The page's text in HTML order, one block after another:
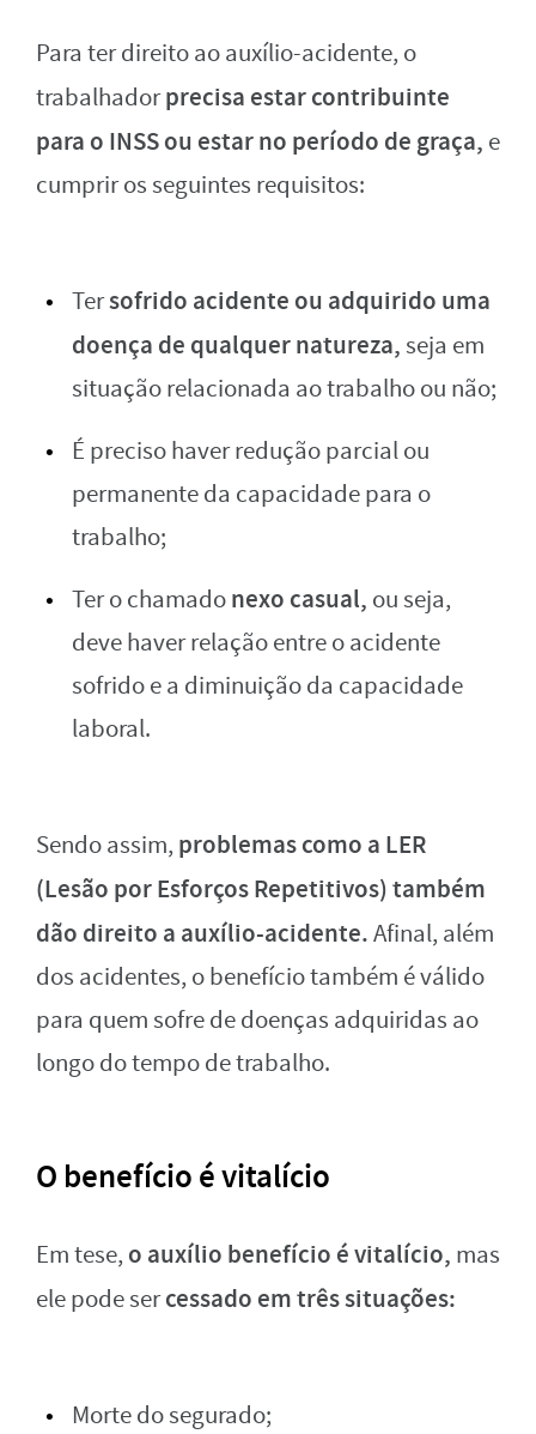
Para ter direito ao auxílio-acidente, o
trabalhadorprecisa estar contribuinte
para o INSS ou estar no período de graça, e
cumprir os seguintes requisitos:
Tersofrido acidente ou adquirido uma
doença de qualquer natureza,seja em
situação relacionada ao trabalho ou não;
É preciso haver redução parcial ou
permanente da capacidade para o
trabalho;
Ter o chamadonexo casual, ou seja,
deve haver relação entre o acidente
sofrido e a diminuição da capacidade
laboral.
Sendo assim, problemas como a LER
(Lesão por Esforços Repetitivos) também
dão direito a auxílio-acidente.Afinal, além
dos acidentes, o benefício também é válido
para quem sofre de doenças adquiridas ao
longo do tempo de trabalho.
O benefício é vitalício
Em tese, o auxílio benefício é vitalício, mas
ele pode sercessado em três situações:
Morte do segurado;